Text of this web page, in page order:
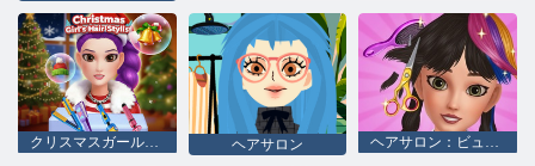
クリスマスガールのヘアスタイリスト ヘアサロン ヘアサロン：ビューティーサロン